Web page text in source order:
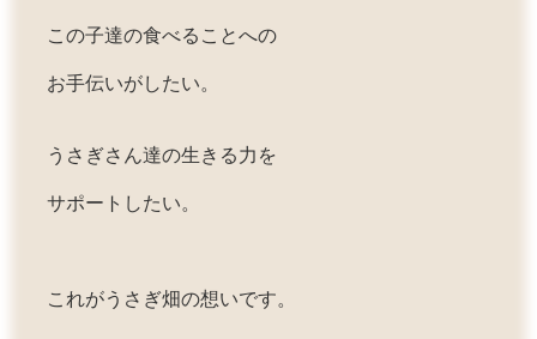
この子達の食べることへの
お手伝いがしたい。
うさぎさん達の生きる力を
サポートしたい。
これがうさぎ畑の想いです。